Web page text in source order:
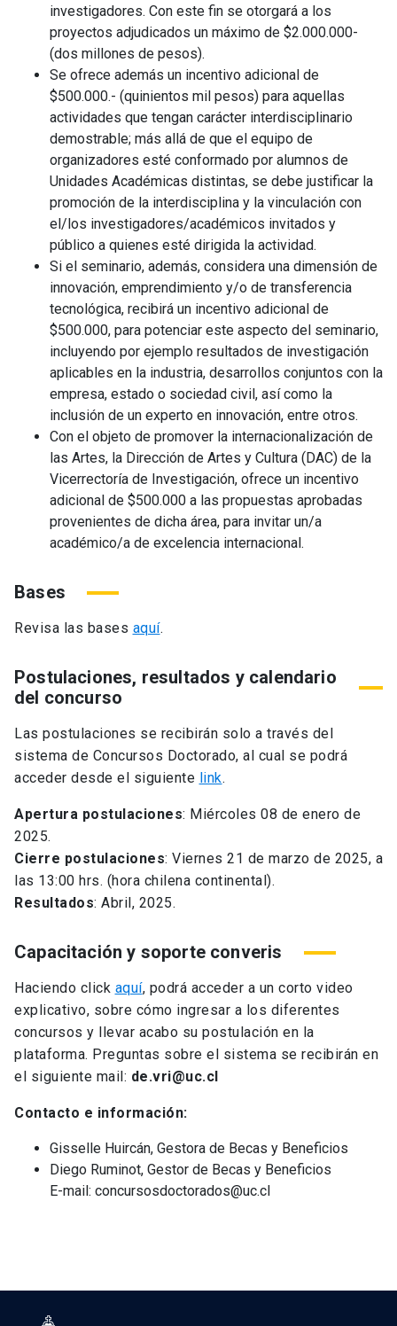
investigadores. Con este fin se otorgará a los
proyectos adjudicados un máximo de $2.000.000-
(dos millones de pesos).
Se ofrece además un incentivo adicional de
$500.000.- (quinientos mil pesos) para aquellas
actividades que tengan carácter interdisciplinario
demostrable; más allá de que el equipo de
organizadores esté conformado por alumnos de
Unidades Académicas distintas, se debe justificar la
promoción de la interdisciplina y la vinculación con
el/los investigadores/académicos invitados y
público a quienes esté dirigida la actividad.
Si el seminario, además, considera una dimensión de
innovación, emprendimiento y/o de transferencia
tecnológica, recibirá un incentivo adicional de
$500.000, para potenciar este aspecto del seminario,
incluyendo por ejemplo resultados de investigación
aplicables en la industria, desarrollos conjuntos con la
empresa, estado o sociedad civil, así como la
inclusión de un experto en innovación, entre otros.
Con el objeto de promover la internacionalización de
las Artes, la Dirección de Artes y Cultura (DAC) de la
Vicerrectoría de Investigación, ofrece un incentivo
adicional de $500.000 a las propuestas aprobadas
provenientes de dicha área, para invitar un/a
académico/a de excelencia internacional.
Bases
Revisa las bases aquí.
Postulaciones, resultados y calendario
del concurso
Las postulaciones se recibirán solo a través del
sistema de Concursos Doctorado, al cual se podrá
acceder desde el siguiente link.
Apertura postulaciones: Miércoles 08 de enero de
2025.
Cierre postulaciones: Viernes 21 de marzo de 2025, a
las 13:00 hrs. (hora chilena continental).
Resultados: Abril, 2025.
Capacitación y soporte converis
Haciendo click aquí, podrá acceder a un corto video
explicativo, sobre cómo ingresar a los diferentes
concursos y llevar acabo su postulación en la
plataforma. Preguntas sobre el sistema se recibirán en
el siguiente mail: de.vri@uc.cl
Contacto e información:
Gisselle Huircán, Gestora de Becas y Beneficios
Diego Ruminot, Gestor de Becas y Beneficios
E-mail: concursosdoctorados@uc.cl